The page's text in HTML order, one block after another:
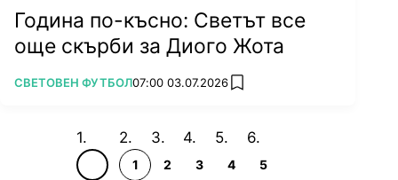
Година по-късно: Светът все
още скърби за Диого Жота
ПОВЕЧЕ ОТ
СВЕТОВЕН ФУТБОЛ07:00 03.07.2026 add favorites
1 2 3 4 5